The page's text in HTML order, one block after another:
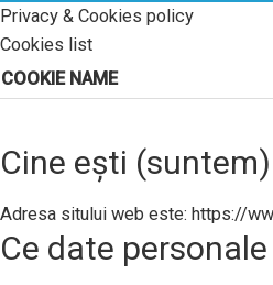
Privacy & Cookies policy
Cookies list
COOKIE NAME
Cine ești (suntem)
Adresa sitului web este: https://
Ce date